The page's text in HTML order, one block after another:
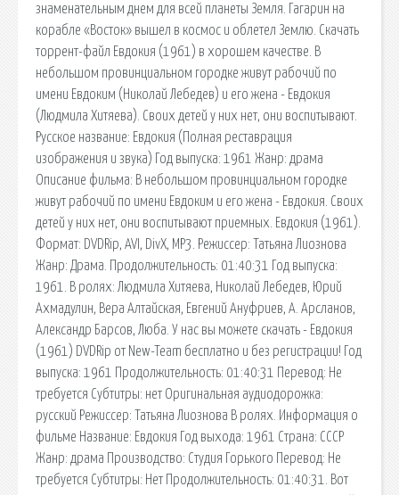
знаменательным днем для всей планеты Земля. Гагарин на
корабле «Восток» вышел в космос и облетел Землю. Скачать
торрент-файл Евдокия (1961) в хорошем качестве. В
небольшом провинциальном городке живут рабочий по
имени Евдоким (Николай Лебедев) и его жена - Евдокия
(Людмила Хитяева). Своих детей у них нет, они воспитывают.
Русское название: Евдокия (Полная реставрация
изображения и звука) Год выпуска: 1961 Жанр: драма
Описание фильма: В небольшом провинциальном городке
живут рабочий по имени Евдоким и его жена - Евдокия. Своих
детей у них нет, они воспитывают приемных. Евдокия (1961).
Формат: DVDRip, AVI, DivX, MP3. Режиссер: Татьяна Лиознова
Жанр: Драма. Продолжительность: 01:40:31 Год выпуска:
1961. В ролях: Людмила Хитяева, Николай Лебедев, Юрий
Ахмадулин, Вера Алтайская, Евгений Ануфриев, А. Арсланов,
Александр Барсов, Люба. У нас вы можете скачать - Евдокия
(1961) DVDRip от New-Team бесплатно и без регистрации! Год
выпуска: 1961 Продолжительность: 01:40:31 Перевод: Не
требуется Cубтитры: нет Оригинальная аудиодорожка:
русский Режиссер: Татьяна Лиознова В ролях. Информация о
фильме Название: Евдокия Год выхода: 1961 Страна: СССР
Жанр: драма Производство: Студия Горького Перевод: Не
требуется Субтитры: Нет Продолжительность: 01:40:31. Вот